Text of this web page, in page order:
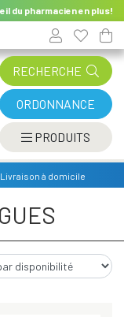
du pharmacien en plus!
RECHERCHE
ORDONNANCE
PRODUITS
Livraison à domicile